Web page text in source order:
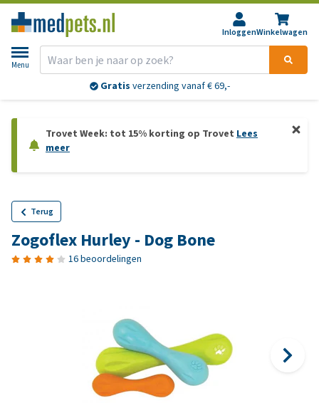
InloggenWinkelwagen
Menu
Gratis verzending vanaf € 69,-
Trovet Week: tot 15% korting op Trovet Lees
meer
Terug
Zogoflex Hurley - Dog Bone
16 beoordelingen